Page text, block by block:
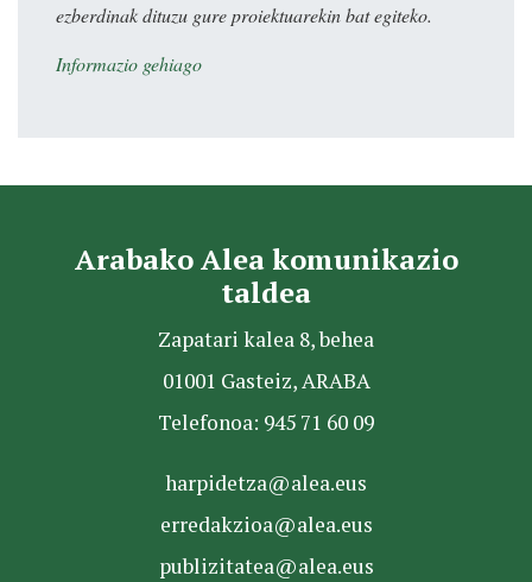
ezberdinak dituzu gure proiektuarekin bat egiteko.
Informazio gehiago
Arabako Alea komunikazio
taldea
Zapatari kalea 8, behea
01001 Gasteiz, ARABA
Telefonoa: 945 71 60 09
harpidetza@alea.eus
erredakzioa@alea.eus
publizitatea@alea.eus